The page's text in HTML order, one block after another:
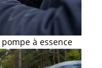
à essence